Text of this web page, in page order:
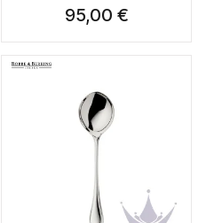
95,00 €